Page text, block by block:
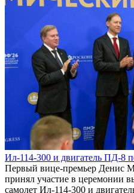
Ил-114-300 и двигатель ПД-8
Первый вице-премьер Денис
принял участие в церемонии
самолет Ил-114-300 и